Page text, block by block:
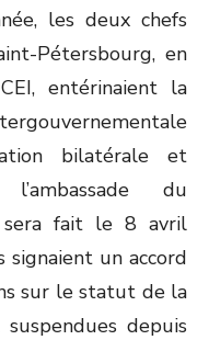
les deux chefs
Pétersbourg, en
entérinaient la
bilatérale et
du
sera fait le 8 avril
signaient un accord
sur le statut de la
depuis